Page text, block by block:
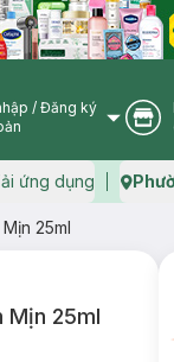
User Icon
/ Đăng ký
ứng dụng
25ml
Mịn 25ml